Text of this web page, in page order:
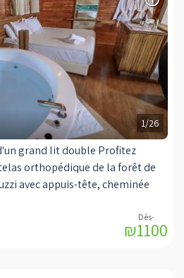
1/26
grand lit double Profitez
orthopédique de la forêt de
avec appuis-tête, cheminée
confortable coin salon devant la
DVD et une maison de scooter,
₪1100